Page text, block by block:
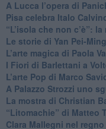
A Lucca l’opera di
Pisa celebra Italo
“L’isola che non c’è”:
​Le storie di Yan Pei-
​L’arte magica di Paola
​I Fiori di Barlettani a
​L’arte Pop di Marco
​A Palazzo Strozzi uno
La mostra di Christian
​“Litomachie” di Matteo
​Clara Mallegni nel